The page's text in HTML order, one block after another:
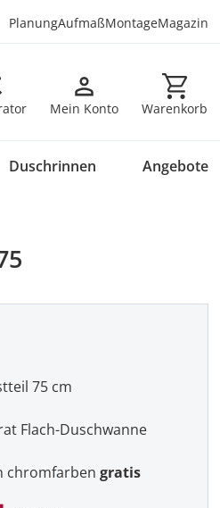
PlanungAufmaßMontageMagazin
Mein Konto Warenkorb
Warenkorb
Duschrinnen Angebote
75 cm
Flach-Duschwanne
chromfarbengratis